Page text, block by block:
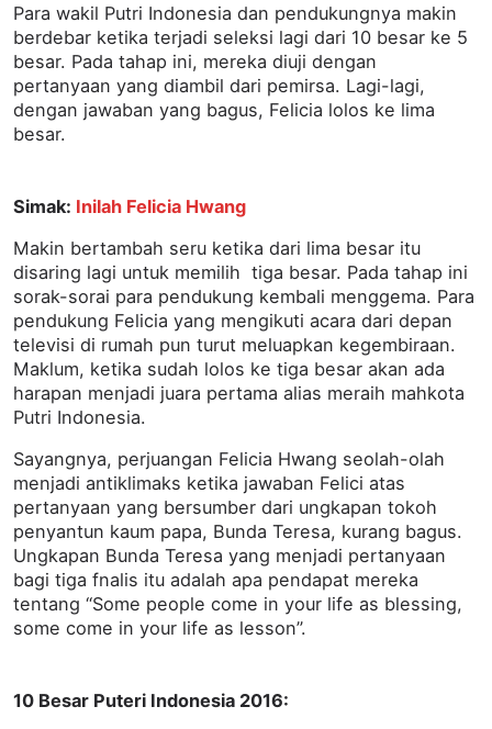
Para wakil Putri Indonesia dan pendukungnya makin
berdebar ketika terjadi seleksi lagi dari 10 besar ke 5
besar. Pada tahap ini, mereka diuji dengan
pertanyaan yang diambil dari pemirsa. Lagi-lagi,
dengan jawaban yang bagus, Felicia lolos ke lima
besar.
Simak: Inilah Felicia Hwang
Makin bertambah seru ketika dari lima besar itu
disaring lagi untuk memilih tiga besar. Pada tahap ini
sorak-sorai para pendukung kembali menggema. Para
pendukung Felicia yang mengikuti acara dari depan
televisi di rumah pun turut meluapkan kegembiraan.
Maklum, ketika sudah lolos ke tiga besar akan ada
harapan menjadi juara pertama alias meraih mahkota
Putri Indonesia.
Sayangnya, perjuangan Felicia Hwang seolah-olah
menjadi antiklimaks ketika jawaban Felici atas
pertanyaan yang bersumber dari ungkapan tokoh
penyantun kaum papa, Bunda Teresa, kurang bagus.
Ungkapan Bunda Teresa yang menjadi pertanyaan
bagi tiga fnalis itu adalah apa pendapat mereka
tentang “Some people come in your life as blessing,
some come in your life as lesson”.
10 Besar Puteri Indonesia 2016: